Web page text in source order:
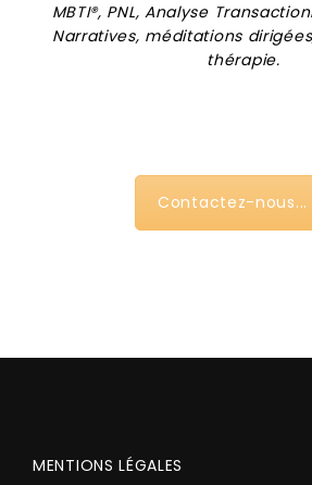
MBTI®, PNL, Analyse
Narratives, méditations
thérapie.
Contactez-nous...
MENTIONS LÉGALES